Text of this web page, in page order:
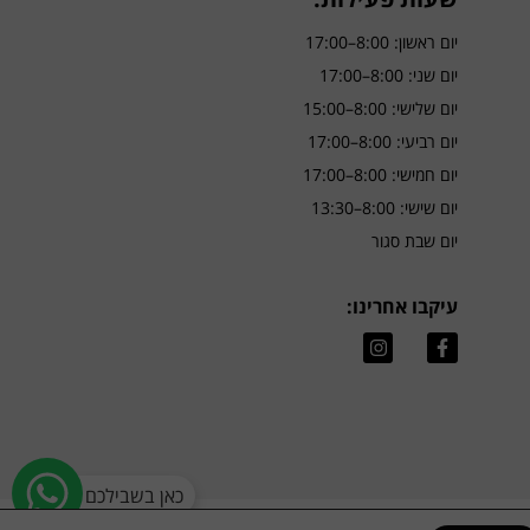
יום ראשון: 8:00–17:00
יום שני: 8:00–17:00
יום שלישי: 8:00–15:00
יום רביעי: 8:00–17:00
יום חמישי: 8:00–17:00
יום שישי: 8:00–13:30
יום שבת סגור
עיקבו אחרינו: